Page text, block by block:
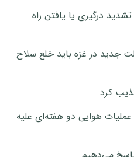
درگیری یا یافتن راه
جدید در غزه باید خلع سلاح
کرد
هوایی دو هفته‌ای علیه